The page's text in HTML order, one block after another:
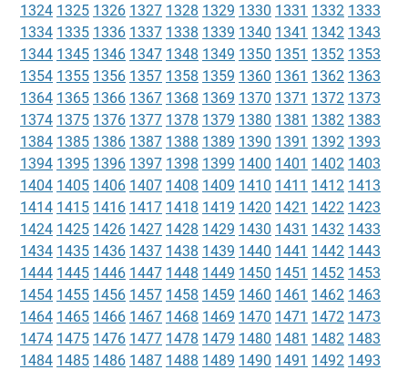
1324 1325 1326 1327 1328 1329 1330 1331 1332 1333
1334 1335 1336 1337 1338 1339 1340 1341 1342 1343
1344 1345 1346 1347 1348 1349 1350 1351 1352 1353
1354 1355 1356 1357 1358 1359 1360 1361 1362 1363
1364 1365 1366 1367 1368 1369 1370 1371 1372 1373
1374 1375 1376 1377 1378 1379 1380 1381 1382 1383
1384 1385 1386 1387 1388 1389 1390 1391 1392 1393
1394 1395 1396 1397 1398 1399 1400 1401 1402 1403
1404 1405 1406 1407 1408 1409 1410 1411 1412 1413
1414 1415 1416 1417 1418 1419 1420 1421 1422 1423
1424 1425 1426 1427 1428 1429 1430 1431 1432 1433
1434 1435 1436 1437 1438 1439 1440 1441 1442 1443
1444 1445 1446 1447 1448 1449 1450 1451 1452 1453
1454 1455 1456 1457 1458 1459 1460 1461 1462 1463
1464 1465 1466 1467 1468 1469 1470 1471 1472 1473
1474 1475 1476 1477 1478 1479 1480 1481 1482 1483
1484 1485 1486 1487 1488 1489 1490 1491 1492 1493